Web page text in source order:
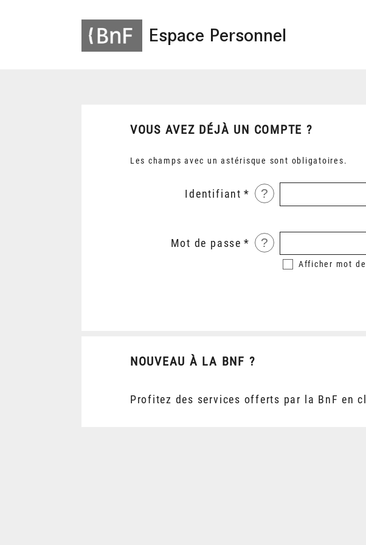
Espace Personnel
VOUS AVEZ DÉJÀ UN COMPTE ?
Les champs avec un astérisque sont obligatoires.
Identifiant ?
Mot de passe ?
Afficher mot
NOUVEAU À LA BNF ?
Profitez des services offerts par la BnF en